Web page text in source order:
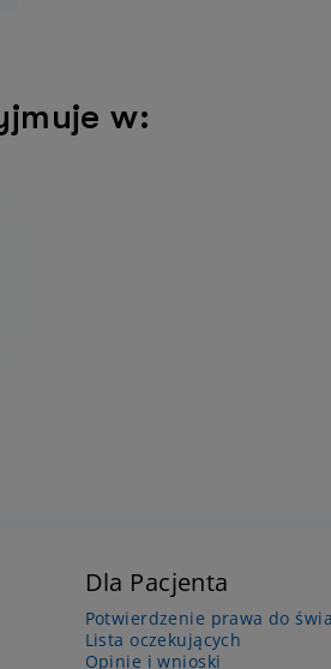
w:
Dla Pacjenta
Potwierdzenie prawa do
Lista oczekujących
Opinie i wnioski